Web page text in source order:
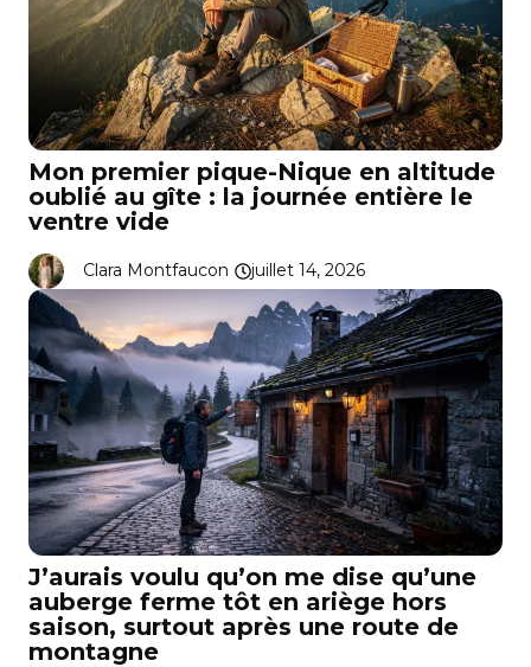
Mon premier pique-Nique en altitude
oublié au gîte : la journée entière le
ventre vide
Clara Montfaucon juillet 14, 2026
J’aurais voulu qu’on me dise qu’une
auberge ferme tôt en ariège hors
saison, surtout après une route de
montagne